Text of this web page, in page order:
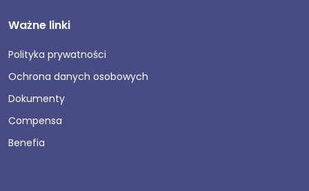
Ważne linki
Polityka prywatności
Ochrona danych osobowych
Dokumenty
Compensa
Benefia